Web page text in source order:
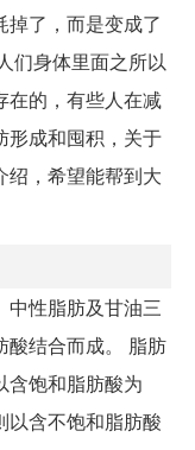
掉了，而是变成了
们身体里面之所以
在的，有些人在减
形成和囤积，关于
绍，希望能帮到大
中性脂肪及甘油三
酸结合而成。 脂肪
含饱和脂肪酸为
以含不饱和脂肪酸